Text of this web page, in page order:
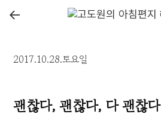
←
2017.10.28.토요일
괜찮다, 괜찮다, 다 괜찮다